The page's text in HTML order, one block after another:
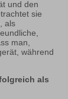
und den
sie
als
man,
während
als